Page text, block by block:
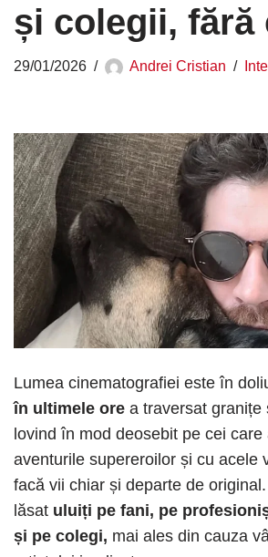
și colegii, fără
29/01/2026 Andrei Cristian
Lumea cinematografiei este în
în ultimele ore a traversat granițe
lovind în mod deosebit pe cei care
aventurile supereroilor și cu acele
facă vii chiar și departe de
lăsat uluiți pe fani, pe
și pe colegi, mai ales din cauza